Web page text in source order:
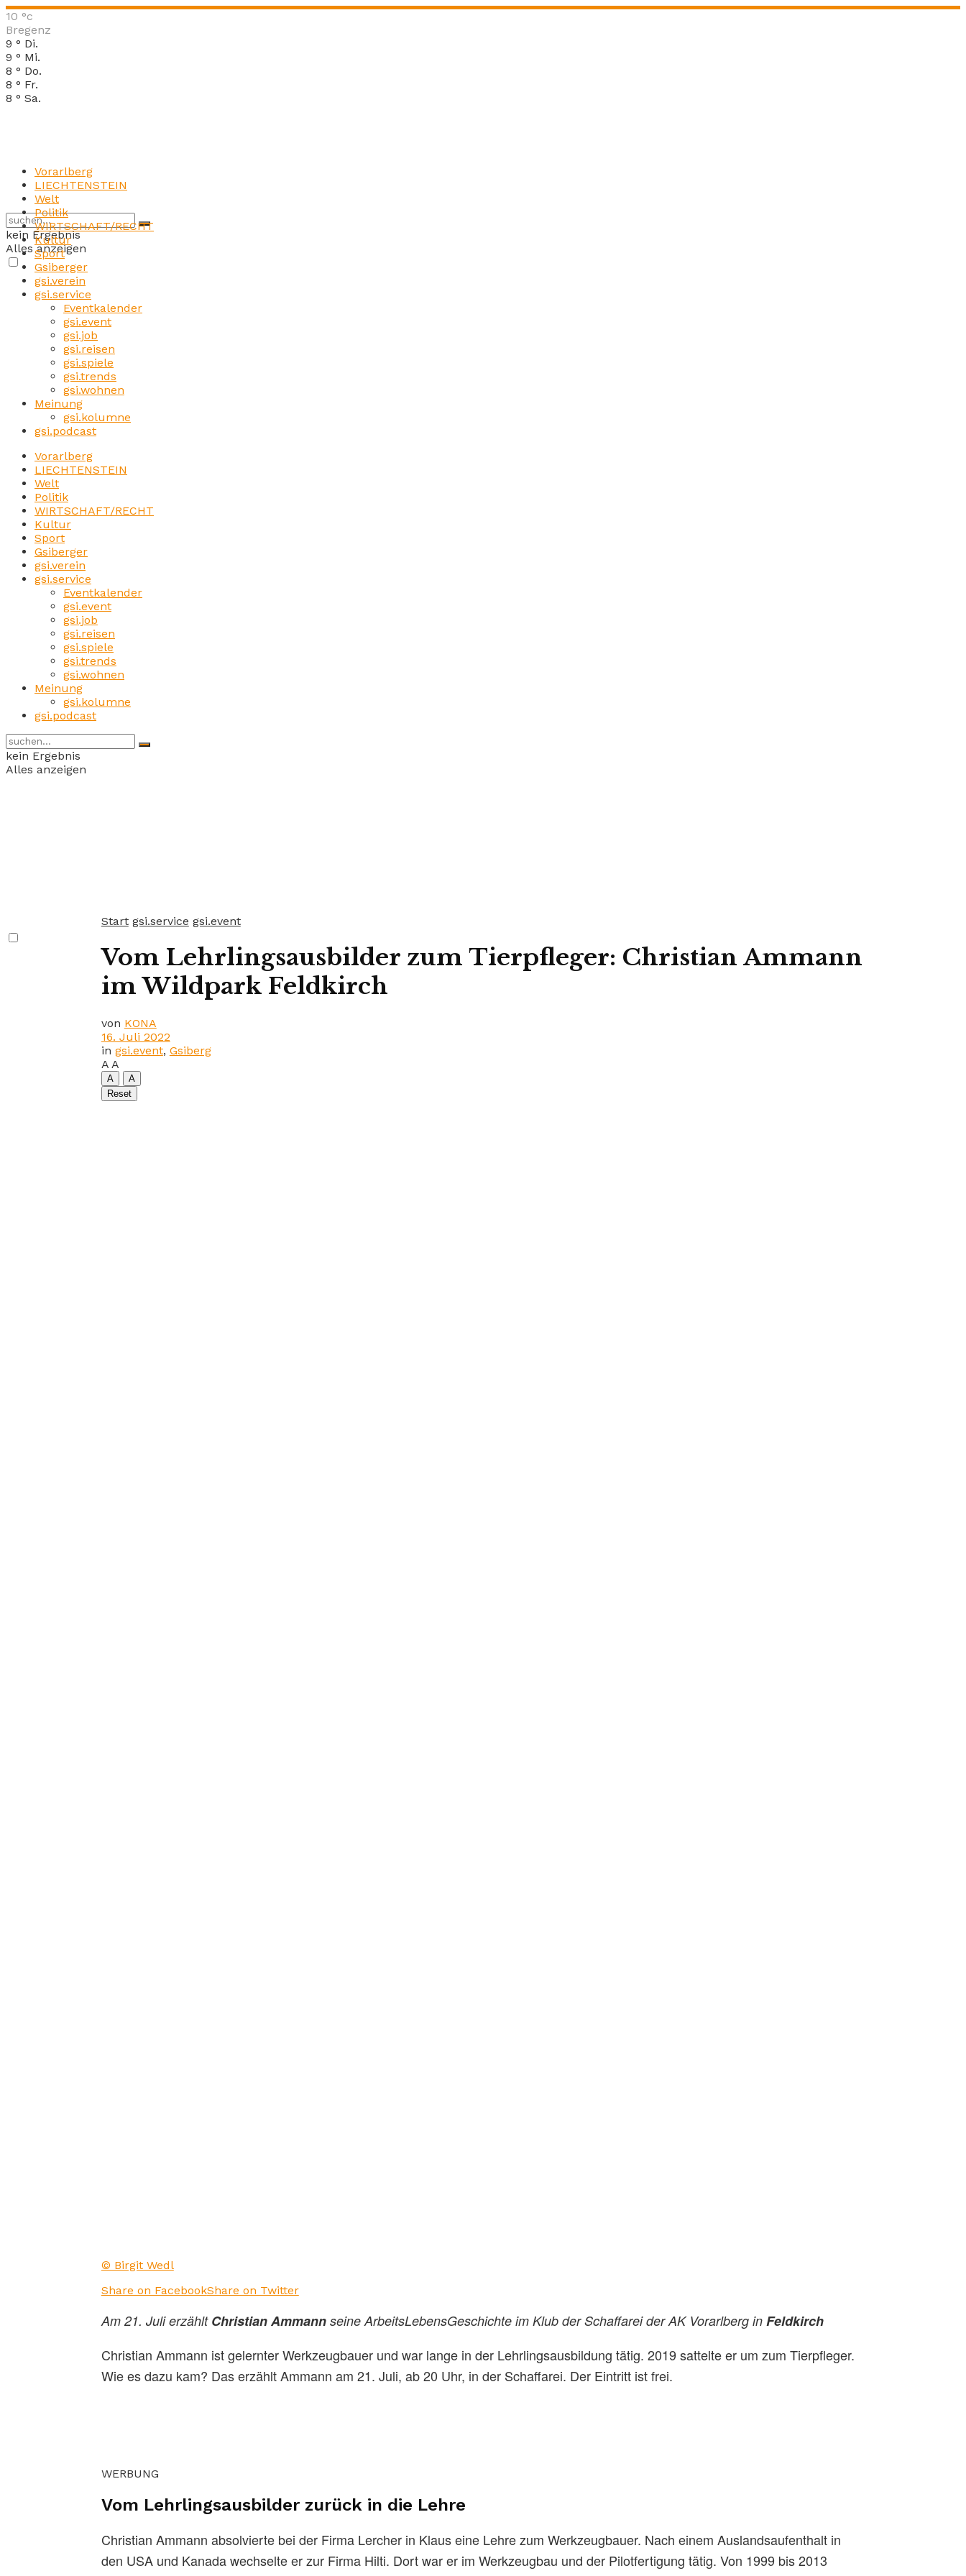
10 °c
Bregenz
9 ° Di.
9 ° Mi.
8 ° Do.
8 ° Fr.
8 ° Sa.
kein Ergebnis
Alles anzeigen
Vorarlberg
LIECHTENSTEIN
Welt
Politik
WIRTSCHAFT/RECHT
Kultur
Sport
Gsiberger
gsi.verein
gsi.service
Eventkalender
gsi.event
gsi.job
gsi.reisen
gsi.spiele
gsi.trends
gsi.wohnen
Meinung
gsi.kolumne
gsi.podcast
Vorarlberg
LIECHTENSTEIN
Welt
Politik
WIRTSCHAFT/RECHT
Kultur
Sport
Gsiberger
gsi.verein
gsi.service
Eventkalender
gsi.event
gsi.job
gsi.reisen
gsi.spiele
gsi.trends
gsi.wohnen
Meinung
gsi.kolumne
gsi.podcast
kein Ergebnis
Alles anzeigen
Start gsi.service gsi.event
Vom Lehrlingsausbilder zum Tierpfleger: Christian Ammann
im Wildpark Feldkirch
von KONA
16. Juli 2022
in gsi.event, Gsiberg
A A
A
A
Reset
© Birgit Wedl
Share on FacebookShare on Twitter
Am 21. Juli erzählt Christian Ammannseine ArbeitsLebensGeschichte im Klub der Schaffarei der AK Vorarlberg in Feldkirch
Christian Ammann ist gelernter Werkzeugbauer und war lange in der Lehrlingsausbildung tätig. 2019 sattelte er um zum Tierpfleger.
Wie es dazu kam? Das erzählt Ammann am 21. Juli, ab 20 Uhr, in der Schaffarei. Der Eintritt ist frei.
WERBUNG
Vom Lehrlingsausbilder zurück in die Lehre
Christian Ammann absolvierte bei der Firma Lercher in Klaus eine Lehre zum Werkzeugbauer. Nach einem Auslandsaufenthalt in
den USA und Kanada wechselte er zur Firma Hilti. Dort war er im Werkzeugbau und der Pilotfertigung tätig. Von 1999 bis 2013